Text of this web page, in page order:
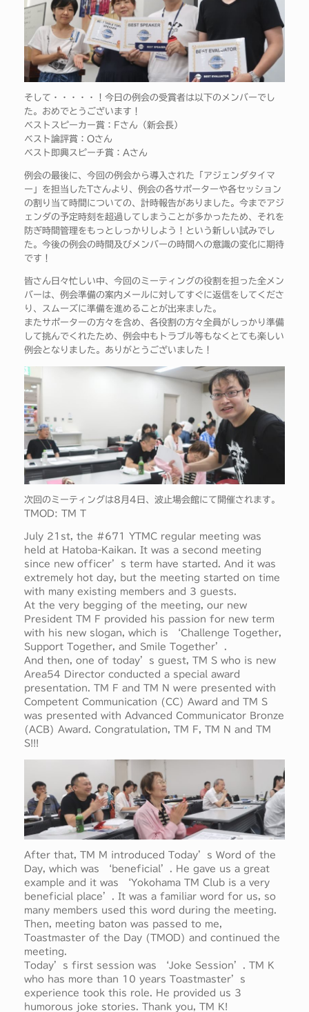
そして・・・・・！今日の例会の受賞者は以下のメンバーでし
た。おめでとうございます！
ベストスピーカー賞：Fさん（新会長）
ベスト論評賞：Oさん
ベスト即興スピーチ賞：Aさん
例会の最後に、今回の例会から導入された「アジェンダタイマ
ー」を担当したTさんより、例会の各サポーターや各セッション
の割り当て時間についての、計時報告がありました。今までアジ
ェンダの予定時刻を超過してしまうことが多かったため、それを
防ぎ時間管理をもっとしっかりしよう！という新しい試みでし
た。今後の例会の時間及びメンバーの時間への意識の変化に期待
です！
皆さん日々忙しい中、今回のミーティングの役割を担った全メン
バーは、例会準備の案内メールに対してすぐに返信をしてくださ
り、スムーズに準備を進めることが出来ました。
またサポーターの方々を含め、各役割の方々全員がしっかり準備
して挑んでくれたため、例会中もトラブル等もなくとても楽しい
例会となりました。ありがとうございました！
次回のミーティングは8月4日、波止場会館にて開催されます。
TMOD: TM T
July 21st, the #671 YTMC regular meeting was
held at Hatoba-Kaikan. It was a second meeting
since new officer’s term have started. And it was
extremely hot day, but the meeting started on time
with many existing members and 3 guests.
At the very begging of the meeting, our new
President TM F provided his passion for new term
with his new slogan, which is ‘Challenge Together,
Support Together, and Smile Together’.
And then, one of today’s guest, TM S who is new
Area54 Director conducted a special award
presentation. TM F and TM N were presented with
Competent Communication (CC) Award and TM S
was presented with Advanced Communicator Bronze
(ACB) Award. Congratulation, TM F, TM N and TM
S!!!
After that, TM M introduced Today’s Word of the
Day, which was ‘beneficial’. He gave us a great
example and it was ‘Yokohama TM Club is a very
beneficial place’. It was a familiar word for us, so
many members used this word during the meeting.
Then, meeting baton was passed to me,
Toastmaster of the Day (TMOD) and continued the
meeting.
Today’s first session was ‘Joke Session’. TM K
who has more than 10 years Toastmaster’s
experience took this role. He provided us 3
humorous joke stories. Thank you, TM K!